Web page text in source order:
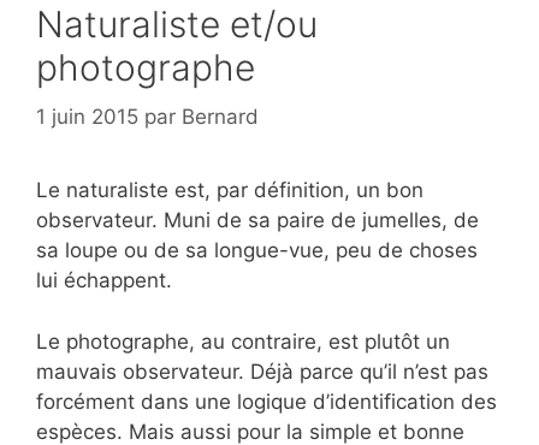
Naturaliste et/ou
photographe
1 juin 2015 par Bernard
Le naturaliste est, par définition, un bon
observateur. Muni de sa paire de jumelles, de
sa loupe ou de sa longue-vue, peu de choses
lui échappent.
Le photographe, au contraire, est plutôt un
mauvais observateur. Déjà parce qu’il n’est pas
forcément dans une logique d’identification des
espèces. Mais aussi pour la simple et bonne